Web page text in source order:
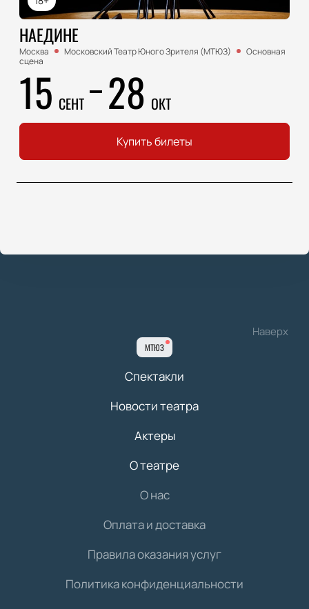
НАЕДИНЕ
Москва Московский Театр Юного Зрителя (МТЮЗ)
Основная
сцена
15 СЕНТ 28 ОКТ
Купить билеты
Наверх
МТЮЗ
Спектакли
Новости театра
Актеры
О театре
О нас
Оплата и доставка
Правила оказания услуг
Политика конфиденциальности